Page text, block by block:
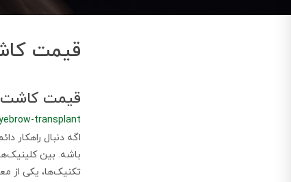
قیمت
قیمت کاشت
transplant
اگه دنبال راهکار
باشه. بین
تکنیک‌ها، یکی از